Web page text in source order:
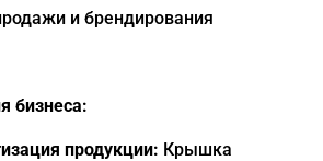
и брендирования
бизнеса:
продукции: Крышка